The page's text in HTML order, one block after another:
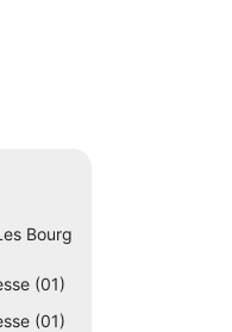
Bourg
(01)
(01)